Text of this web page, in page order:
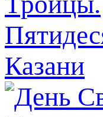
Казани